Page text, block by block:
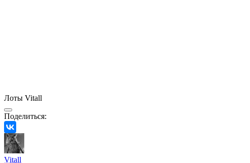
Лоты Vitall
Поделиться:
Vitall